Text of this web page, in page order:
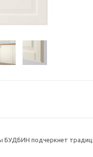
БУДБИН подчеркнет